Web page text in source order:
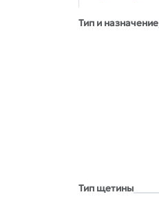
Тип и назначение
Тип щетины